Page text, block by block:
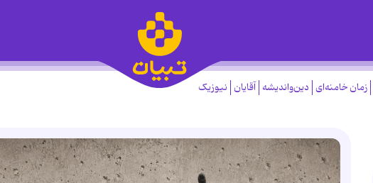
زمان خامنه‌ای دین‌واندیشه آقایان نیوزیک